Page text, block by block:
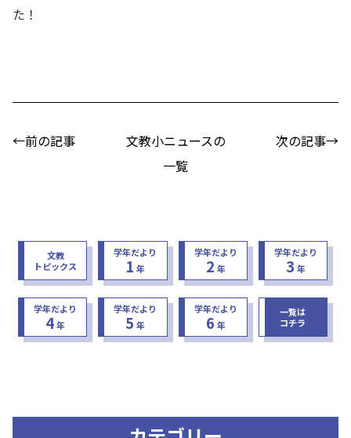
た！
←前の記事
文教小ニュースの
一覧
次の記事→
文教
トピックス
学年だより
1 年
学年だより
2 年
学年だより
3 年
学年だより
4年
学年だより
5 年
学年だより
6 年
一覧は
コチラ